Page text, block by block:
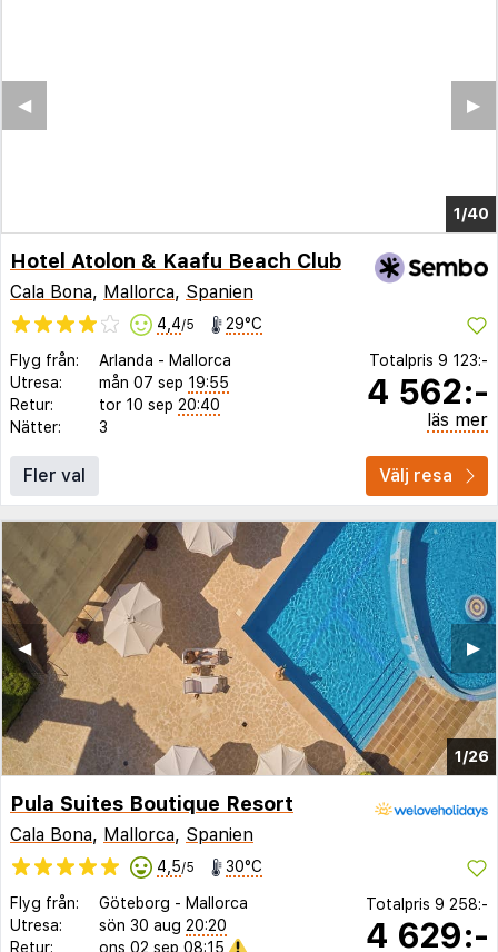
1/33
▶︎
◀︎
Hotel Atolon & Kaafu Beach Club
Cala Bona, Mallorca, Spanien
4,4/5 29°C
Flyg från: Arlanda - Mallorca
Utresa:
mån 07 sep 19:55
Retur:
tor 10 sep 20:40
Nätter:
3
Totalpris 9 123:-
4 562:-
läs mer
Fler val Välj resa
1/26
▶︎
◀︎
Pula Suites Boutique Resort
Cala Bona, Mallorca, Spanien
4,5/5 30°C
Flyg från: Göteborg - Mallorca
Utresa:
sön 30 aug 20:20
Retur:
ons 02 sep 08:15
Totalpris 9 258:-
4 629:-